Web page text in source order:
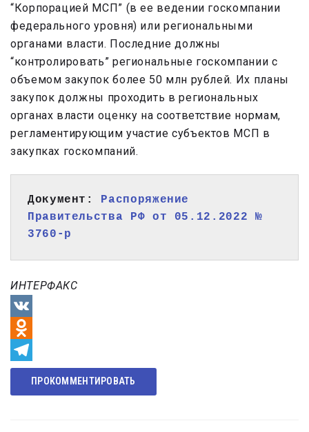
“Корпорацией МСП” (в ее ведении госкомпании
федерального уровня) или региональными
органами власти. Последние должны
“контролировать” региональные госкомпании с
объемом закупок более 50 млн рублей. Их планы
закупок должны проходить в региональных
органах власти оценку на соответствие нормам,
регламентирующим участие субъектов МСП в
закупках госкомпаний.
Документ: Распоряжение
Правительства РФ от 05.12.2022 №
3760-р
ИНТЕРФАКС
VK
Odnoklassniki
Telegram
ПРОКОММЕНТИРОВАТЬ